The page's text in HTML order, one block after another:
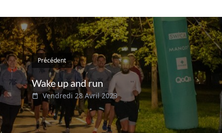
Précédent
Wake up and run
Vendredi 28 Avril 2023